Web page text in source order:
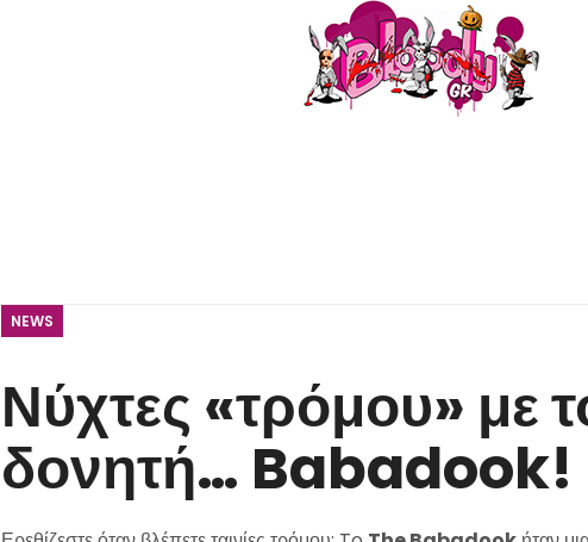
NEWS
Νύχτες «τρόμου» με
δονητή… Babadook!